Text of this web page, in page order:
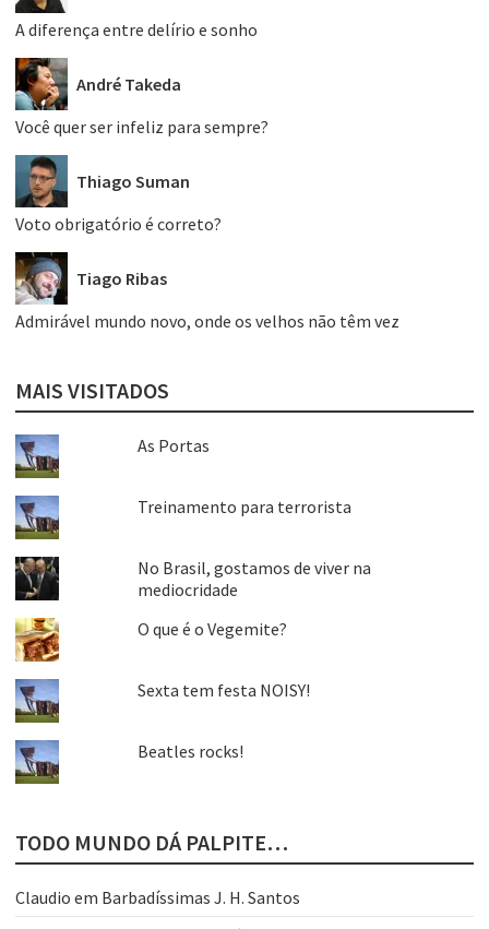
A diferença entre delírio e sonho
André Takeda
Você quer ser infeliz para sempre?
Thiago Suman
Voto obrigatório é correto?
Tiago Ribas
Admirável mundo novo, onde os velhos não têm vez
MAIS VISITADOS
As Portas
Treinamento para terrorista
No Brasil, gostamos de viver na
mediocridade
O que é o Vegemite?
Sexta tem festa NOISY!
Beatles rocks!
TODO MUNDO DÁ PALPITE…
Claudio em Barbadíssimas J. H. Santos